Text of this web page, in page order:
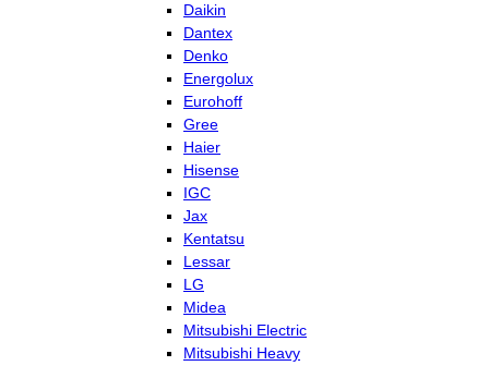
Daikin
Dantex
Denko
Energolux
Eurohoff
Gree
Haier
Hisense
IGC
Jax
Kentatsu
Lessar
LG
Midea
Mitsubishi Electric
Mitsubishi Heavy